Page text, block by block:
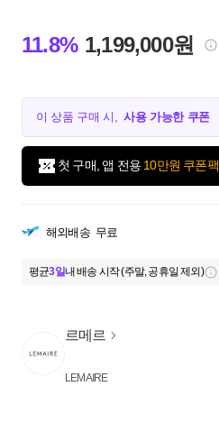
11.8% 1,199,000원
이 상품 구매 시,사용 가능한 쿠폰
첫 구매, 앱 전용 10만원 쿠폰팩
해외배송 무료
평균3일내 배송 시작 (주말, 공휴일 제외)
르메르
LEMAIRE